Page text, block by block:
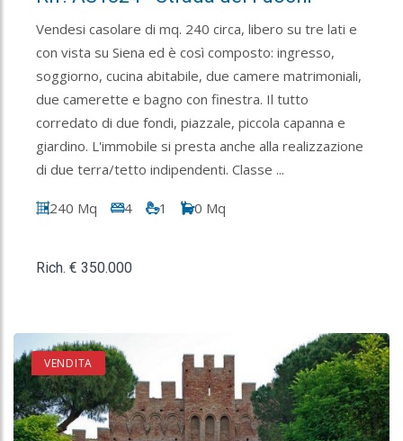
Vendesi casolare di mq. 240 circa, libero su tre lati e
con vista su Siena ed è così composto: ingresso,
soggiorno, cucina abitabile, due camere matrimoniali,
due camerette e bagno con finestra. Il tutto
corredato di due fondi, piazzale, piccola capanna e
giardino. L'immobile si presta anche alla realizzazione
di due terra/tetto indipendenti. Classe ...
240 Mq 4 1 0 Mq
Rich. € 350.000
VENDITA